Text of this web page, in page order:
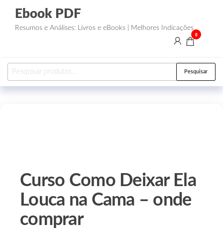
Ebook PDF
Resumos e Análises: Livros e eBooks | Melhores Indicações
0
Pesquisar
Curso Como Deixar Ela
Louca na Cama – onde
comprar